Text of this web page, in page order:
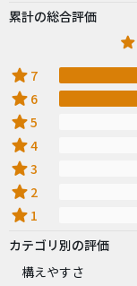
累計の総合評価
star 7
star 6
star5
star4
star3
star 2
star 1
カテゴリ別の評価
構えやすさ